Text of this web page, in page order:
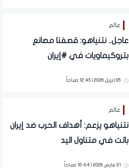
عالم
عاجل.. نتنياهو: قصفنا مصانع
بتروكيماويات في #إيران
05 ابريل 2026 | 12:45 صباحاً
عالم
نتنياهو يزعم: أهداف الحرب ضد إيران
باتت في متناول اليد
31 مارس 2026 | 10:44 صباحاً